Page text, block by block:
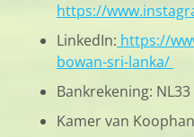
https://
LinkedIn: https://
bowan-sri-lanka/
Bankrekening:
Kamer van